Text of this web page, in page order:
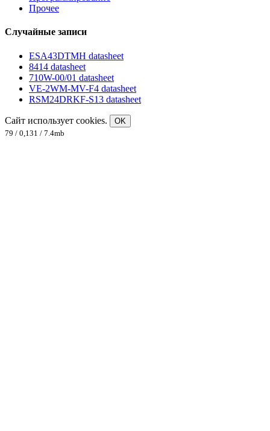
Прочее
Случайные записи
ESA43DTMH datasheet
8414 datasheet
710W-00/01 datasheet
VE-2WM-MV-F4 datasheet
RSM24DRKF-S13 datasheet
Сайт использует cookies.
OK
79 / 0,131 / 7.4mb